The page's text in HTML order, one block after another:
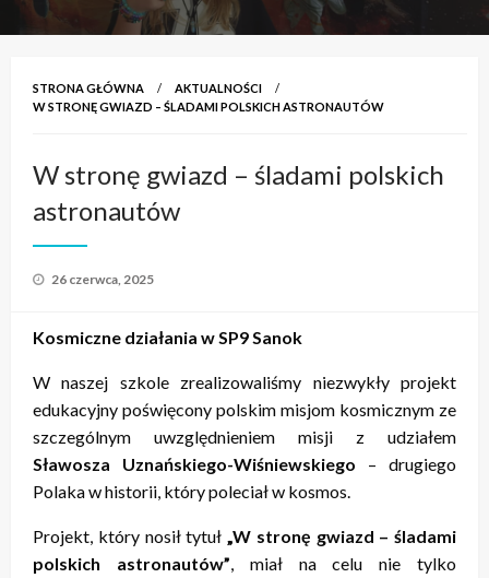
STRONA GŁÓWNA
AKTUALNOŚCI
W STRONĘ GWIAZD – ŚLADAMI POLSKICH ASTRONAUTÓW
W stronę gwiazd – śladami polskich
astronautów
Opublikowane
26 czerwca, 2025
Kosmiczne działania w SP9 Sanok
W naszej szkole zrealizowaliśmy niezwykły projekt
edukacyjny poświęcony polskim misjom kosmicznym ze
szczególnym uwzględnieniem misji z udziałem
Sławosza Uznańskiego-Wiśniewskiego – drugiego
Polaka w historii, który poleciał w kosmos.
Projekt, który nosił tytuł „W stronę gwiazd – śladami
polskich astronautów”, miał na celu nie tylko